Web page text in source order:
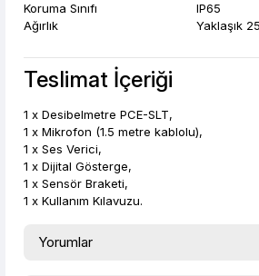
Koruma Sınıfı
IP65
Ağırlık
Yaklaşık
Teslimat İçeriği
1 x Desibelmetre PCE-SLT,
1 x Mikrofon (1.5 metre kablolu),
1 x Ses Verici,
1 x Dijital Gösterge,
1 x Sensör Braketi,
1 x Kullanım Kılavuzu.
Yorumlar